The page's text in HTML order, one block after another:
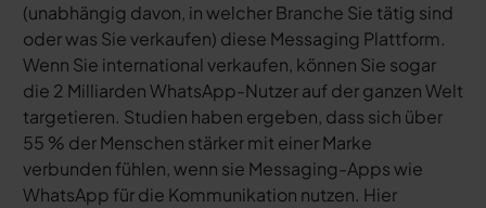
(unabhängig davon, in welcher Branche Sie tätig sind
oder was Sie verkaufen) diese Messaging Plattform.
Wenn Sie international verkaufen, können Sie sogar
die 2 Milliarden WhatsApp-Nutzer auf der ganzen Welt
targetieren. Studien haben ergeben, dass sich über
55 % der Menschen stärker mit einer Marke
verbunden fühlen, wenn sie Messaging-Apps wie
WhatsApp für die Kommunikation nutzen. Hier